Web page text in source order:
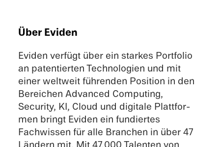
Über Eviden
Eviden verfügt über ein starkes Portfo­lio
an paten­tierten Technolo­gien und mit
einer weltweit führen­den Position in den
Bereichen Advanced Comput­ing,
Security, KI, Cloud und digitale Plattfor­
men bringt Eviden ein fundiertes
Fachwis­sen für alle Branchen in über 47